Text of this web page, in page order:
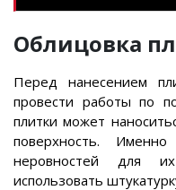
Облицовка
Перед нанесением
провести работы по
плитки может
поверхность.
неровностей для их
использовать